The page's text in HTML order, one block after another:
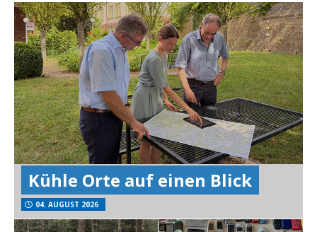
Kühle Orte auf einen Blick
04. AUGUST 2026